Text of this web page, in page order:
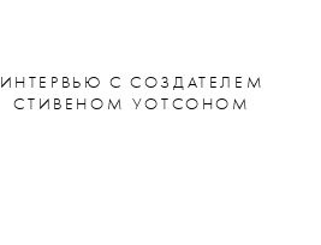
ИНТЕРВЬЮ С СОЗДАТЕЛЕМ
СТИВЕНОМ УОТСОНОМ